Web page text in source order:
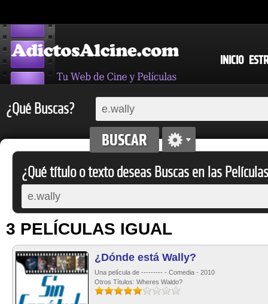
INICIO
¿Qué Buscas?
¿Qué título o texto deseas Buscas en las
3 PELÍCULAS IGUAL
¿Dónde está Wally?
Una película de --------- - Comedia - 2010
Otros Títulos: Wheres Waldo?